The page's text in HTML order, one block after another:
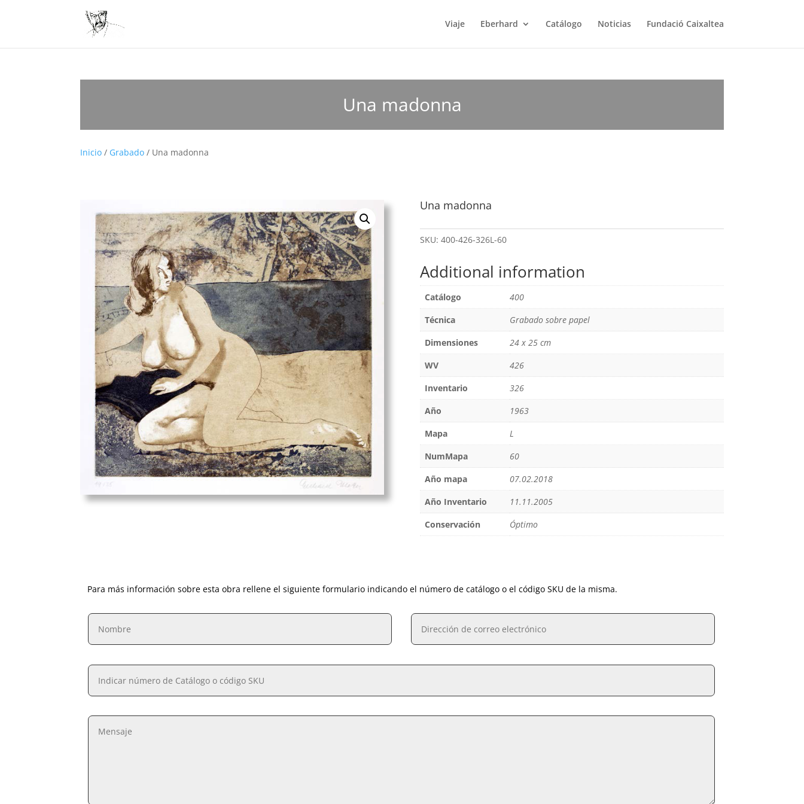
Viaje Eberhard Catálogo Noticias Fundació Caixaltea
Una madonna
Inicio / Grabado / Una madonna
Una madonna
SKU: 400-426-326L-60
Additional information
Catálogo
400
Técnica
Grabado sobre papel
Dimensiones
24 x 25 cm
WV
426
Inventario
326
Año
1963
Mapa
L
NumMapa
60
Año mapa
07.02.2018
Año Inventario
11.11.2005
Conservación
Óptimo
Para más información sobre esta obra rellene el siguiente formulario indicando el número de catálogo o el código SKU de la misma.